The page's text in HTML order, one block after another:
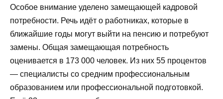
Особое внимание уделено замещающей кадровой
потребности. Речь идёт о работниках, которые в
ближайшие годы могут выйти на пенсию и потребуют
замены. Общая замещающая потребность
оценивается в 173 000 человек. Из них 55 процентов
— специалисты со средним профессиональным
образованием или профессиональной подготовкой.